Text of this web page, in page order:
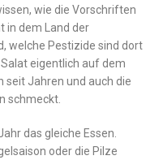
wie die Vorschriften
in dem Land der
welche Pestizide sind dort
eigentlich auf dem
seit Jahren und auch die
schmeckt.
das gleiche Essen.
oder die Pilze